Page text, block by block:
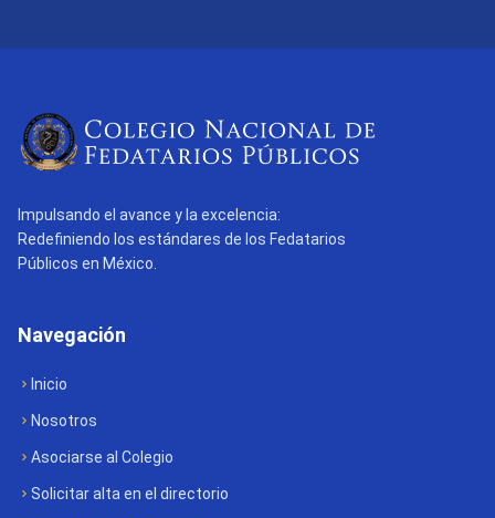
Impulsando el avance y la excelencia:
Redefiniendo los estándares de los Fedatarios
Públicos en México.
Navegación
Inicio
Nosotros
Asociarse al Colegio
Solicitar alta en el directorio